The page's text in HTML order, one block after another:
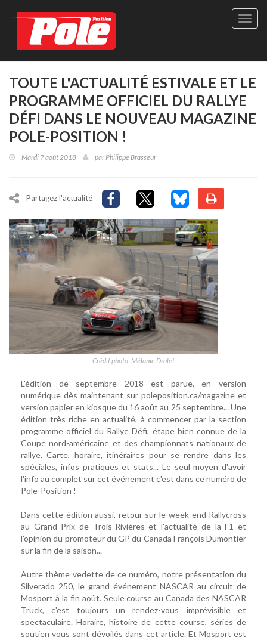
Site
-
Le
seul
TOUTE L'ACTUALITÉ ESTIVALE ET LE
PROGRAMME OFFICIEL DU RALLYE
DÉFI DANS LE NOUVEAU MAGAZINE
POLE-POSITION !
Mardi 7 août 2018 parPhilippe Brasseur
Partagez l'actualité
Crédit photo: Mélanie Drolet
L'édition de septembre 2018 est parue, en version
numérique dès maintenant sur poleposition.ca/magazine et
version papier en kiosque du 16 août au 25 septembre... Une
édition très riche en actualité, à commencer par la section
programme officiel du Rallye Défi, étape bien connue de la
Coupe nord-américaine et des championnats nationaux de
rallye. Carte, horaire, itinéraires pour se rendre dans les
spéciales, infos pratiques et stats... Le seul moyen d'avoir
l'info au complet sur cet événement c'est dans ce numéro de
Pole-Position !
Dans cette édition aussi, retour sur le week-end Rallycross
au Grand Prix de Trois-Rivières et l'actualité de la F1 et
l'opinion du promoteur du GP du Canada François Dumontier
sur la fin de la saison...
Autre thème vedette de ce numéro, notre présentation du
Silverado 250, le grand événement NASCAR au circuit de
Mosport à la fin août. Seule course au Canada des NASCAR
Truck, c'est toujours un rendez-vous imprévisible et
spectaculaire. Horaire, histoire de cette course, séries de
soutien vous sont dévoilés dans cet article. Et Mosport est